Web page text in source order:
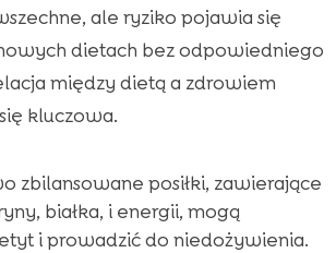
ale ryziko pojawia się
dietach bez odpowiedniego
między dietą a zdrowiem
kluczowa.
zbilansowane posiłki, zawierające
białka, i energii, mogą
i prowadzić do niedożywienia.